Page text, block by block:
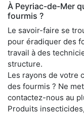
À Peyriac-de-Mer
fourmis ?
Le savoir-faire se
pour éradiquer des
travail à des
structure.
Les rayons de votre
des fourmis ? Ne
contactez-nous au
Produits